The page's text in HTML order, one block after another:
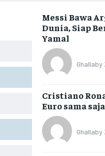
Messi Bawa
Dunia, Siap
Yamal
Ghallaby
Cristiano
Euro sama
Ghallaby